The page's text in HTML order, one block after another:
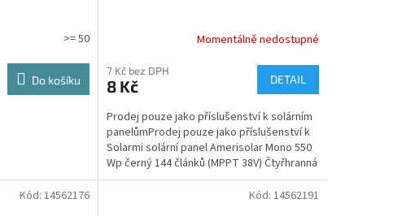
>= 50
Do košíku
Momentálně nedostupné
7 Kč bez DPH
8 Kč DETAIL
Prodej pouze jako příslušenství k solárním
panelůmProdej pouze jako příslušenství k
Solarmi solární panel Amerisolar Mono 550
Wp černý 144 článků (MPPT 38V) Čtyřhranná
matice...
Kód: 14562176 Kód: 14562191